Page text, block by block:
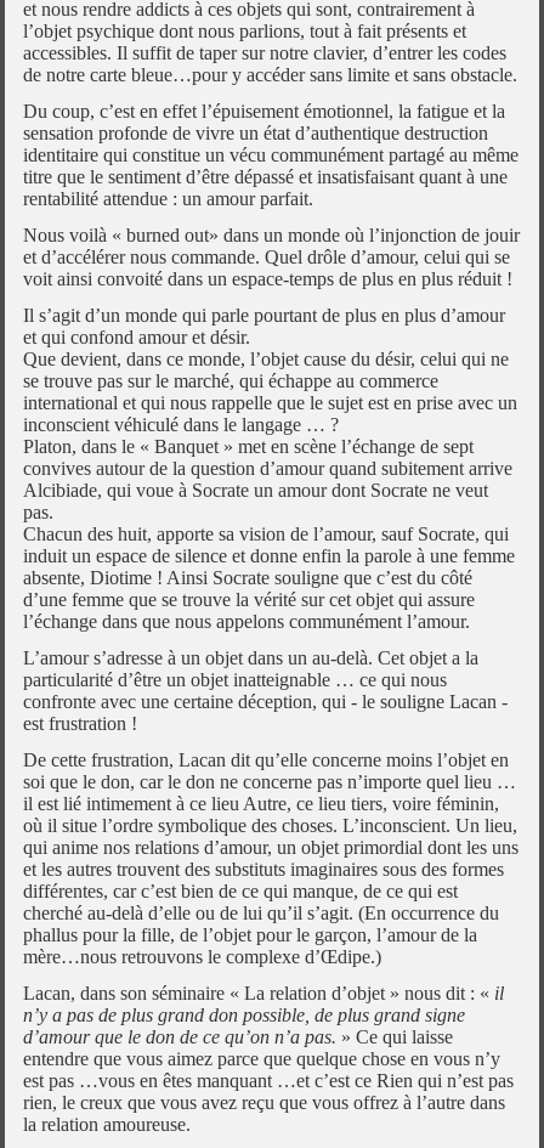
et nous rendre addicts à ces objets qui sont, contrairement à
l’objet psychique dont nous parlions, tout à fait présents et
accessibles. Il suffit de taper sur notre clavier, d’entrer les codes
de notre carte bleue…pour y accéder sans limite et sans obstacle.
Du coup, c’est en effet l’épuisement émotionnel, la fatigue et la
sensation profonde de vivre un état d’authentique destruction
identitaire qui constitue un vécu communément partagé au même
titre que le sentiment d’être dépassé et insatisfaisant quant à une
rentabilité attendue : un amour parfait.
Nous voilà « burned out» dans un monde où l’injonction de jouir
et d’accélérer nous commande. Quel drôle d’amour, celui qui se
voit ainsi convoité dans un espace-temps de plus en plus réduit !
Il s’agit d’un monde qui parle pourtant de plus en plus d’amour
et qui confond amour et désir.
Que devient, dans ce monde, l’objet cause du désir, celui qui ne
se trouve pas sur le marché, qui échappe au commerce
international et qui nous rappelle que le sujet est en prise avec un
inconscient véhiculé dans le langage … ?
Platon, dans le « Banquet » met en scène l’échange de sept
convives autour de la question d’amour quand subitement arrive
Alcibiade, qui voue à Socrate un amour dont Socrate ne veut
pas.
Chacun des huit, apporte sa vision de l’amour, sauf Socrate, qui
induit un espace de silence et donne enfin la parole à une femme
absente, Diotime ! Ainsi Socrate souligne que c’est du côté
d’une femme que se trouve la vérité sur cet objet qui assure
l’échange dans que nous appelons communément l’amour.
L’amour s’adresse à un objet dans un au-delà. Cet objet a la
particularité d’être un objet inatteignable … ce qui nous
confronte avec une certaine déception, qui - le souligne Lacan -
est frustration !
De cette frustration, Lacan dit qu’elle concerne moins l’objet en
soi que le don, car le don ne concerne pas n’importe quel lieu …
il est lié intimement à ce lieu Autre, ce lieu tiers, voire féminin,
où il situe l’ordre symbolique des choses. L’inconscient. Un lieu,
qui anime nos relations d’amour, un objet primordial dont les uns
et les autres trouvent des substituts imaginaires sous des formes
différentes, car c’est bien de ce qui manque, de ce qui est
cherché au-delà d’elle ou de lui qu’il s’agit. (En occurrence du
phallus pour la fille, de l’objet pour le garçon, l’amour de la
mère…nous retrouvons le complexe d’Œdipe.)
Lacan, dans son séminaire « La relation d’objet » nous dit : « il
n’y a pas de plus grand don possible, de plus grand signe
d’amour que le don de ce qu’on n’a pas. » Ce qui laisse
entendre que vous aimez parce que quelque chose en vous n’y
est pas …vous en êtes manquant …et c’est ce Rien qui n’est pas
rien, le creux que vous avez reçu que vous offrez à l’autre dans
la relation amoureuse.